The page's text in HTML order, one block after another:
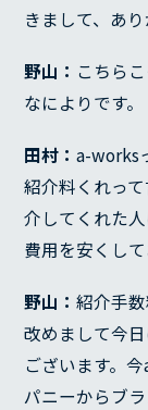
きまして、あり
野山： こちら
なによりです。
田村：a-works
紹介料くれっ
介してくれた
費用を安くし
野山：紹介手
改めまして今
ございます。
パニーからブ